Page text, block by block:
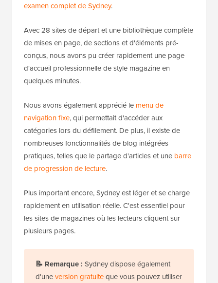
examen complet de Sydney.
Avec 28 sites de départ et une bibliothèque complète
de mises en page, de sections et d'éléments pré-
conçus, nous avons pu créer rapidement une page
d'accueil professionnelle de style magazine en
quelques minutes.
Nous avons également apprécié le menu de
navigation fixe, qui permettait d'accéder aux
catégories lors du défilement. De plus, il existe de
nombreuses fonctionnalités de blog intégrées
pratiques, telles que le partage d'articles et une barre
de progression de lecture.
Plus important encore, Sydney est léger et se charge
rapidement en utilisation réelle. C'est essentiel pour
les sites de magazines où les lecteurs cliquent sur
plusieurs pages.
📝 Remarque : Sydney dispose également
d'uneversion gratuiteque vous pouvez utiliser